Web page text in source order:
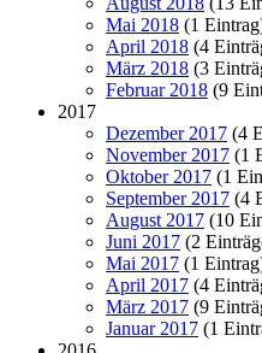
Mai 2018 (1
April 2018 (4
März 2018 (3
Februar 2018 (9
2017
Dezember 2017 (4
November 2017 (1
Oktober 2017 (1
September 2017 (4
August 2017 (10
Juni 2017 (2
Mai 2017 (1
April 2017 (4
März 2017 (9
Januar 2017 (1